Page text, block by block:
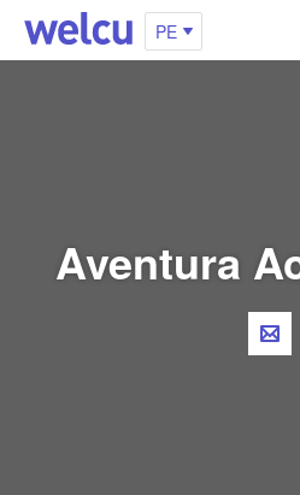
PE
Aventura